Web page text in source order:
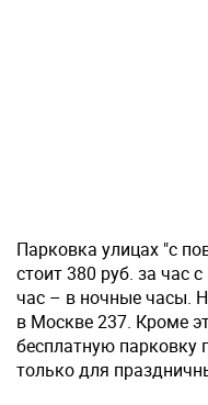
Парковка улицах "с
стоит 380 руб. за час
час – в ночные часы.
в Москве 237. Кроме
бесплатную парковку
только для